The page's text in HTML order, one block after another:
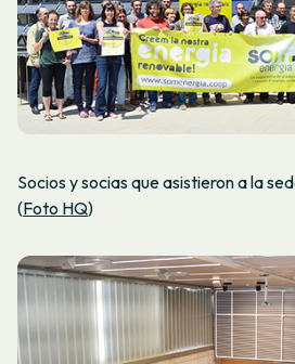
Socios y socias que asistieron a la
(Foto HQ)